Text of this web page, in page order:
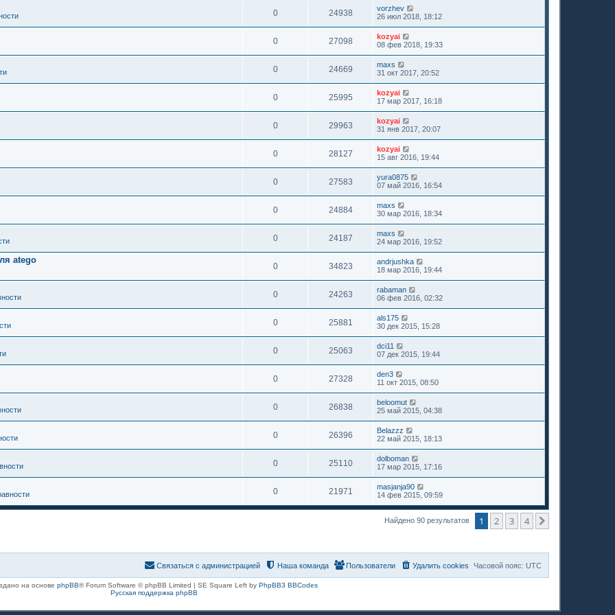
0 24938
vorzhev
26 июл 2018, 18:12
0 27098
kozyai
08 фев 2018, 19:33
0 24669
maxs
31 окт 2017, 20:52
0 25995
kozyai
17 мар 2017, 16:18
0 29963
kozyai
31 янв 2017, 20:07
0 28127
kozyai
15 авг 2016, 19:44
0 27583
yura0875
07 май 2016, 16:54
0 24884
maxs
30 мар 2016, 18:34
0 24187
maxs
24 мар 2016, 19:52
atego
0 34823
andrjushka
18 мар 2016, 19:44
0 24263
rabaman
06 фев 2016, 02:32
0 25881
als175
30 дек 2015, 15:28
0 25063
dci11
07 дек 2015, 19:44
0 27328
den3
11 окт 2015, 08:50
0 26838
beloomut
25 май 2015, 04:38
0 26396
Belazzz
22 май 2015, 18:13
0 25110
dolboman
17 мар 2015, 17:16
0 21971
masjanja90
14 фев 2015, 09:59
Найдено 90 результатов 1 2 3 4
Часовой пояс: UTC
Удалить cookies
Пользователи
Наша команда
Связаться с администрацией
на основе phpBB® Forum Software © phpBB Limited | SE Square Left by PhpBB3 BBCodes
Русская поддержка phpBB